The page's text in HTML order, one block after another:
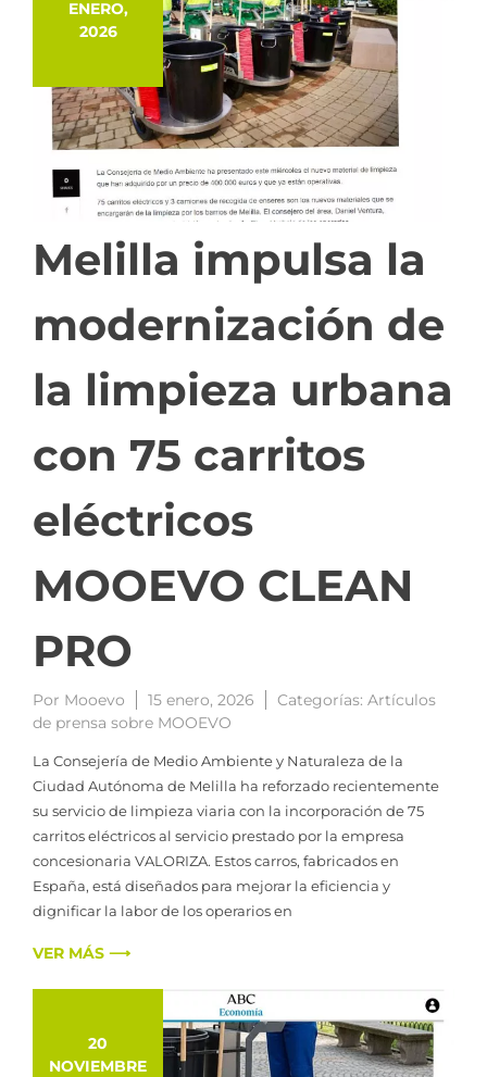
ENERO,
2026
Melilla impulsa la
modernización de
la limpieza urbana
con 75 carritos
eléctricos
MOOEVO CLEAN
PRO
Por Mooevo 15 enero, 2026 Categorías: Artículos
de prensa sobre MOOEVO
La Consejería de Medio Ambiente y Naturaleza de la
Ciudad Autónoma de Melilla ha reforzado recientemente
su servicio de limpieza viaria con la incorporación de 75
carritos eléctricos al servicio prestado por la empresa
concesionaria VALORIZA. Estos carros, fabricados en
España, está diseñados para mejorar la eficiencia y
dignificar la labor de los operarios en
VER MÁS ⟶
20
NOVIEMBRE